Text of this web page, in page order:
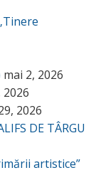
mai 2, 2026
2026
DE TÂRGU
artistice”